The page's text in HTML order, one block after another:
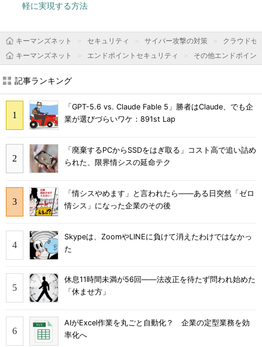
軽に実現する方法
キーマンズネット セキュリティ サイバー攻撃の対策
クラウドセ
キーマンズネット
エンドポイントセキュリティ その他エンドポイン
記事ランキング
「GPT-5.6 vs. Claude Fable 5」勝者はClaude、でも企
業が選びづらいワケ：891st Lap
「廃棄するPCからSSDをはぎ取る」コスト高で追い詰め
られた、限界情シスの延命テク
「情シスやめます」と言われたら――ある日突然「ゼロ
情シス」になった企業のその後
Skypeは、ZoomやLINEに負けて消えたわけではなかっ
た
休息11時間未満が56回――法改正を待たず問われ始めた
「休ませ方」
AIがExcel作業を丸ごと自動化？ 企業の定型業務を効
率化へ